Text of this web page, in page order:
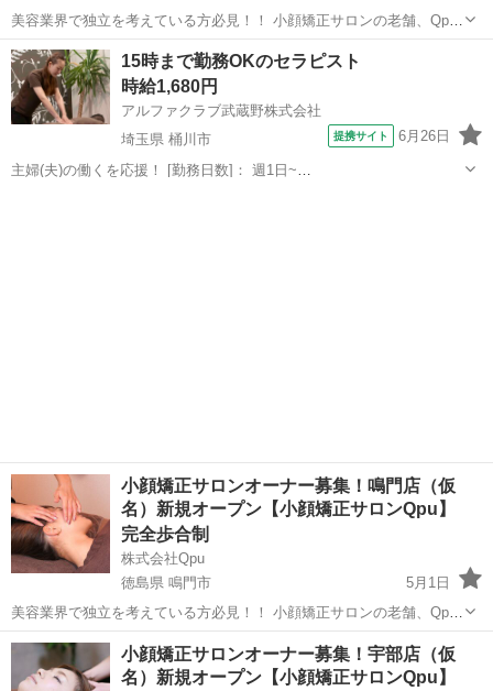
美容業界で独立を考えている方必見！！ 小顔矯正サロンの老舗、Qpu
のオーナーとして、新しいキャリアをスタートしませんか？？ 🌟 「キ
ュープ」ってどんなサロン？ 🌟 Qpuは2012年に東京の六本木で第1号
店をオープ...
香川 三豊市 セラピスト
15時まで勤務OKのセラピスト
時給1,680円
アルファクラブ武蔵野株式会社
埼玉県 桶川市
提携サイト 6月26日
主婦(夫)の働くを応援！ [勤務日数]： 週1日~
小顔矯正サロンオーナー募集！鳴門店（仮
名）新規オープン【小顔矯正サロンQpu】
完全歩合制
株式会社Qpu
徳島県 鳴門市
5月1日
美容業界で独立を考えている方必見！！ 小顔矯正サロンの老舗、Qpu
のオーナーとして、新しいキャリアをスタートしませんか？？ 🌟 「キ
ュープ」ってどんなサロン？ 🌟 Qpuは2012年に東京の六本木で第1号
店をオープ...
徳島 鳴門市 セラピスト
小顔矯正サロンオーナー募集！宇部店（仮
名）新規オープン【小顔矯正サロンQpu】